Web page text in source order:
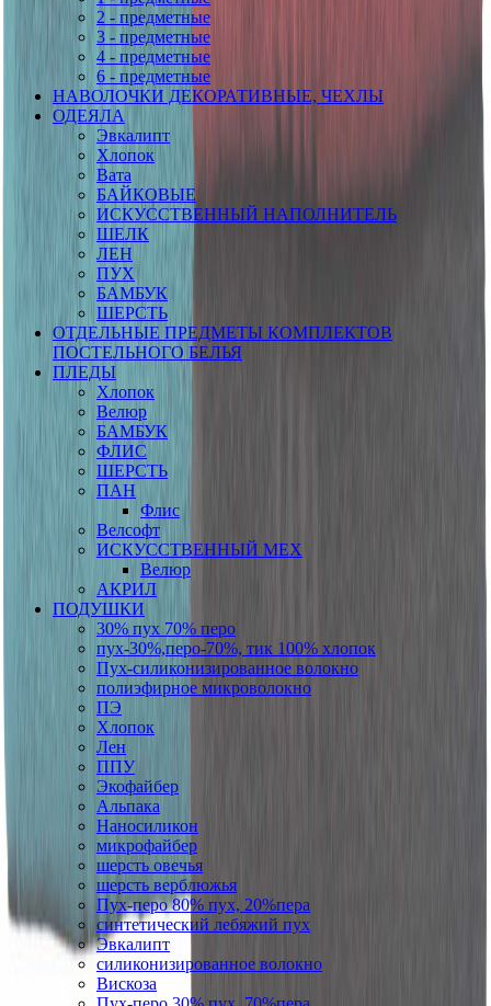
2 - предметные
3 - предметные
4 - предметные
6 - предметные
НАВОЛОЧКИ ДЕКОРАТИВНЫЕ, ЧЕХЛЫ
ОДЕЯЛА
Эвкалипт
Хлопок
Вата
БАЙКОВЫЕ
ИСКУССТВЕННЫЙ НАПОЛНИТЕЛЬ
ШЕЛК
ЛЕН
ПУХ
БАМБУК
ШЕРСТЬ
ОТДЕЛЬНЫЕ ПРЕДМЕТЫ КОМПЛЕКТОВ
ПОСТЕЛЬНОГО БЕЛЬЯ
ПЛЕДЫ
Хлопок
Велюр
БАМБУК
ФЛИС
ШЕРСТЬ
ПАН
Флис
Велсофт
ИСКУССТВЕННЫЙ МЕХ
Велюр
АКРИЛ
ПОДУШКИ
30% пух 70% перо
пух-30%,перо-70%, тик 100% хлопок
Пух-силиконизированное волокно
полиэфирное микроволокно
ПЭ
Хлопок
Лен
ППУ
Экофайбер
Альпака
Наносиликон
микрофайбер
шерсть овечья
шерсть верблюжья
Пух-перо 80% пух, 20%пера
синтетический лебяжий пух
Эвкалипт
силиконизированное волокно
Вискоза